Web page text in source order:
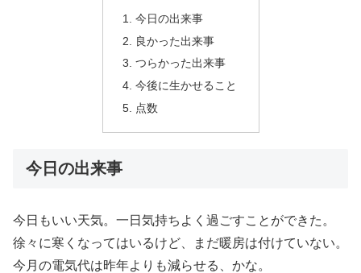
今日の出来事
良かった出来事
つらかった出来事
今後に生かせること
点数
今日の出来事
今日もいい天気。一日気持ちよく過ごすことができた。
徐々に寒くなってはいるけど、まだ暖房は付けていない。
今月の電気代は昨年よりも減らせる、かな。